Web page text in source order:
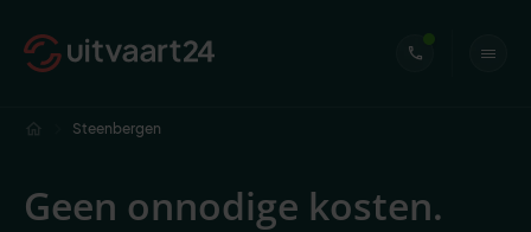
Steenbergen
Geen onnodige kosten.